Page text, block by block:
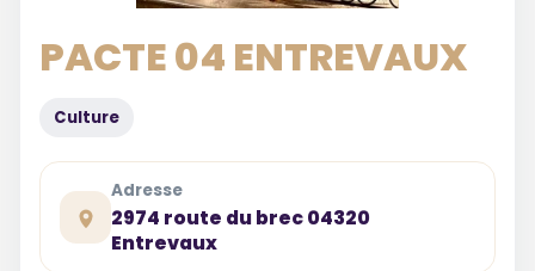
PACTE 04 ENTREVAUX
Culture
Adresse
2974 route du brec 04320
Entrevaux